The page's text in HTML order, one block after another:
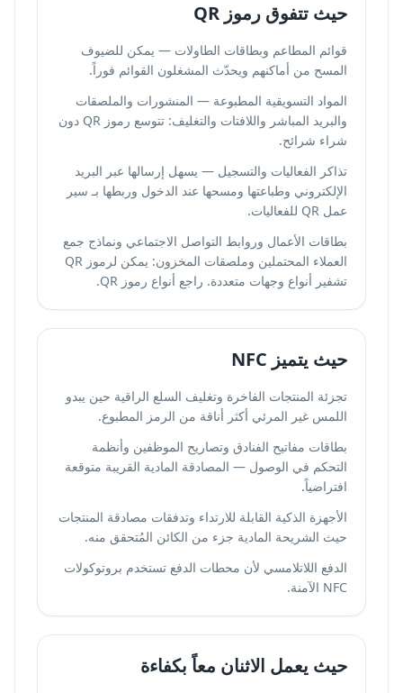
حيث تتفوق رموز QR
قوائم المطاعم وبطاقات الطاولات — يمكن للضيوف
المسح من أماكنهم ويحدّث المشغلون القوائم فوراً.
المواد التسويقية المطبوعة — المنشورات والملصقات
والبريد المباشر واللافتات والتغليف: تتوسع رموز QR دون
شراء شرائح.
تذاكر الفعاليات والتسجيل — يسهل إرسالها عبر البريد
الإلكتروني وطباعتها ومسحها عند الدخول وربطها بـ سير
عمل QR للفعاليات
.
بطاقات الأعمال وروابط التواصل الاجتماعي ونماذج جمع
العملاء المحتملين وملصقات المخزون: يمكن لرموز QR
تشفير أنواع وجهات متعددة. راجع أنواع رموز QR .
حيث يتميز NFC
تجزئة المنتجات الفاخرة وتغليف السلع الراقية حين يبدو
اللمس غير المرئي أكثر أناقة من الرمز المطبوع.
بطاقات مفاتيح الفنادق وتصاريح الموظفين وأنظمة
التحكم في الوصول — المصادقة المادية القريبة متوقعة
افتراضياً.
الأجهزة الذكية القابلة للارتداء وتدفقات مصادقة المنتجات
حيث الشريحة المادية جزء من الكائن المُتحقق منه.
الدفع اللاتلامسي لأن محطات الدفع تستخدم بروتوكولات
NFC الآمنة.
حيث يعمل الاثنان معاً بكفاءة